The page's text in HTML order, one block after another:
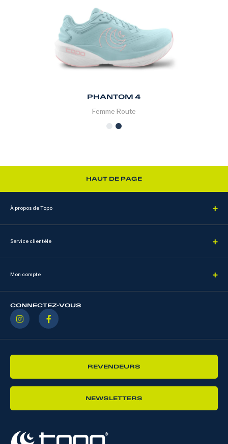
PHANTOM 4
Femme Route
HAUT DE PAGE
À propos de Topo
Service clientèle
Mon compte
CONNECTEZ-VOUS
REVENDEURS
NEWSLETTERS